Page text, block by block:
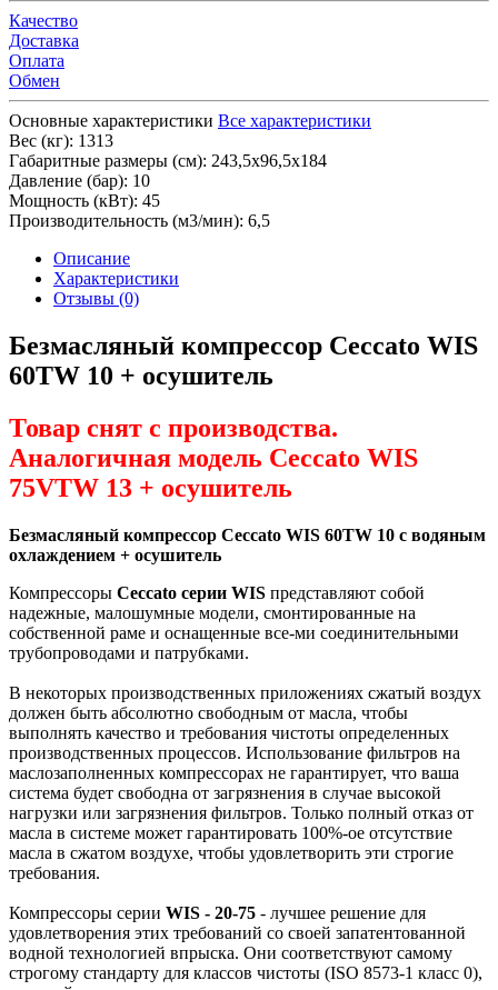
Качество
Доставка
Оплата
Обмен
Основные характеристики Все характеристики
Вес (кг): 1313
Габаритные размеры (см): 243,5х96,5х184
Давление (бар): 10
Мощность (кВт): 45
Производительность (м3/мин): 6,5
Описание
Характеристики
Отзывы (0)
Безмасляный компрессор Ceccato WIS
60TW 10 + осушитель
Товар снят с производства.
Аналогичная модель Ceccato WIS
75VTW 13 + осушитель
Безмасляный компрессор Ceccato WIS 60TW 10 с водяным
охлаждением + осушитель
Компрессоры Ceccato серии WIS представляют собой
надежные, малошумные модели, смонтированные на
собственной раме и оснащенные все-ми соединительными
трубопроводами и патрубками.
В некоторых производственных приложениях сжатый воздух
должен быть абсолютно свободным от масла, чтобы
выполнять качество и требования чистоты определенных
производственных процессов. Использование фильтров на
маслозаполненных компрессорах не гарантирует, что ваша
система будет свободна от загрязнения в случае высокой
нагрузки или загрязнения фильтров. Только полный отказ от
масла в системе может гарантировать 100%-ое отсутствие
масла в сжатом воздухе, чтобы удовлетворить эти строгие
требования.
Компрессоры серии WIS - 20-75 - лучшее решение для
удовлетворения этих требований со своей запатентованной
водной технологией впрыска. Они соответствуют самому
строгому стандарту для классов чистоты (ISO 8573-1 класс 0),